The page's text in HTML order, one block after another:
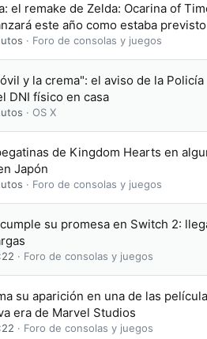
el remake de Zelda: Ocarina of
este año como estaba previsto
Foro de consolas y juegos
y la crema": el aviso de la Policía
DNI físico en casa
OS X
de Kingdom Hearts en
Japón
Foro de consolas y juegos
su promesa en Switch 2:
Foro de consolas y juegos
su aparición en una de las
era de Marvel Studios
Foro de consolas y juegos